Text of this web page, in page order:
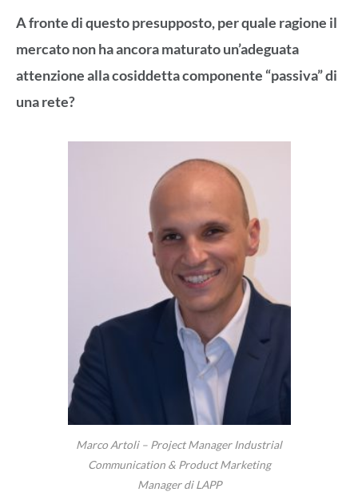
A fronte di questo presupposto, per quale ragione il
mercato non ha ancora maturato un’adeguata
attenzione alla cosiddetta componente “passiva” di
una rete?
Marco Artoli – Project Manager Industrial
Communication & Product Marketing
Manager di LAPP